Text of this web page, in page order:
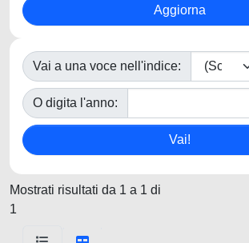
Vai a una voce nell'indice:
O digita l'anno:
Mostrati risultati da 1 a 1 di
1